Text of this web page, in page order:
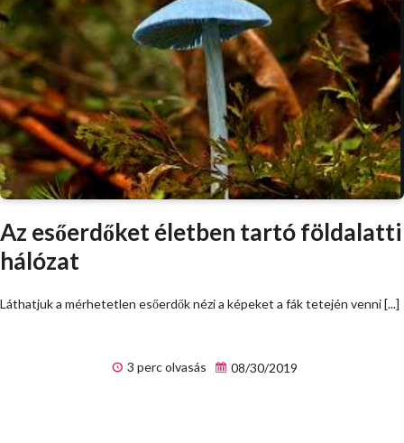
Az esőerdőket életben tartó földalatti
hálózat
Láthatjuk a mérhetetlen esőerdők nézi a képeket a fák tetején venni [...]
3 perc olvasás 08/30/2019